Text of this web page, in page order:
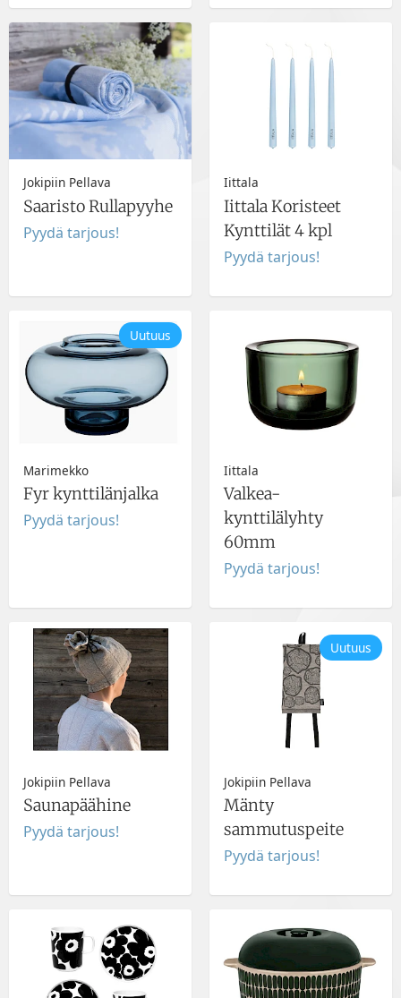
Jokipiin Pellava
Saaristo Rullapyyhe
Pyydä tarjous!
Iittala
Iittala Koristeet
Kynttilät 4 kpl
Pyydä tarjous!
Uutuus
Marimekko
Fyr kynttilänjalka
Pyydä tarjous!
Iittala
Valkea-
kynttilälyhty
60mm
Pyydä tarjous!
Jokipiin Pellava
Saunapäähine
Pyydä tarjous!
Uutuus
Jokipiin Pellava
Mänty
sammutuspeite
Pyydä tarjous!